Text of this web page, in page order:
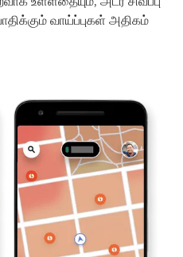
வாய்ப்புகள் அதிகம்